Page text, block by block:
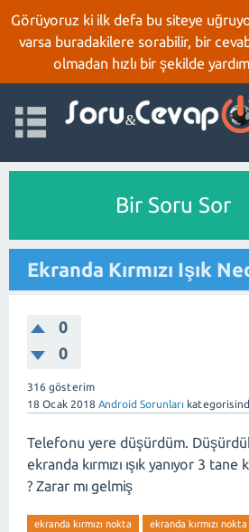
Görüyoruz ki ilk defa bu siteye
varsa buradakilere sorabilir, bir
olmadan hızlı bir şekilde
Bir Soru Sor
Ekranda Kırmızı Işık
0
0
316 gösterim
18 Ocak 2018 Android Sorunları
Telefonu yere düşürdüm.
ekranda kırmızı ışık yanıyor 3
? Zarar mı gelmiş
ekranda kırmızı nokta
ekranda kırmızı